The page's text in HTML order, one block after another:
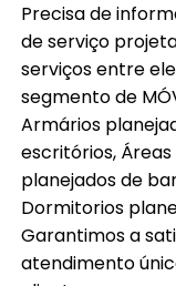
Precisa de
de serviço
serviços entre
segmento de
Armários
escritórios,
planejados de
Dormitorios
Garantimos a
atendimento